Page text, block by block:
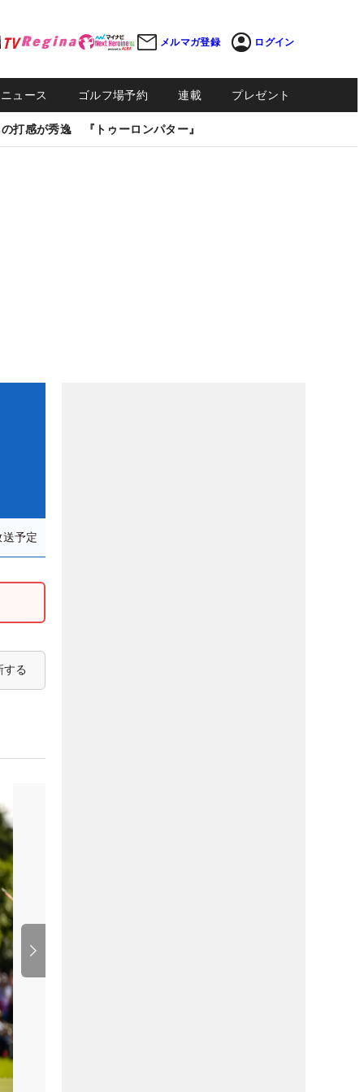
メルマガ登録 ログイン
ュース ゴルフ場予約 連載 プレゼント
打感が秀逸 『トゥーロンパター』
予定
する